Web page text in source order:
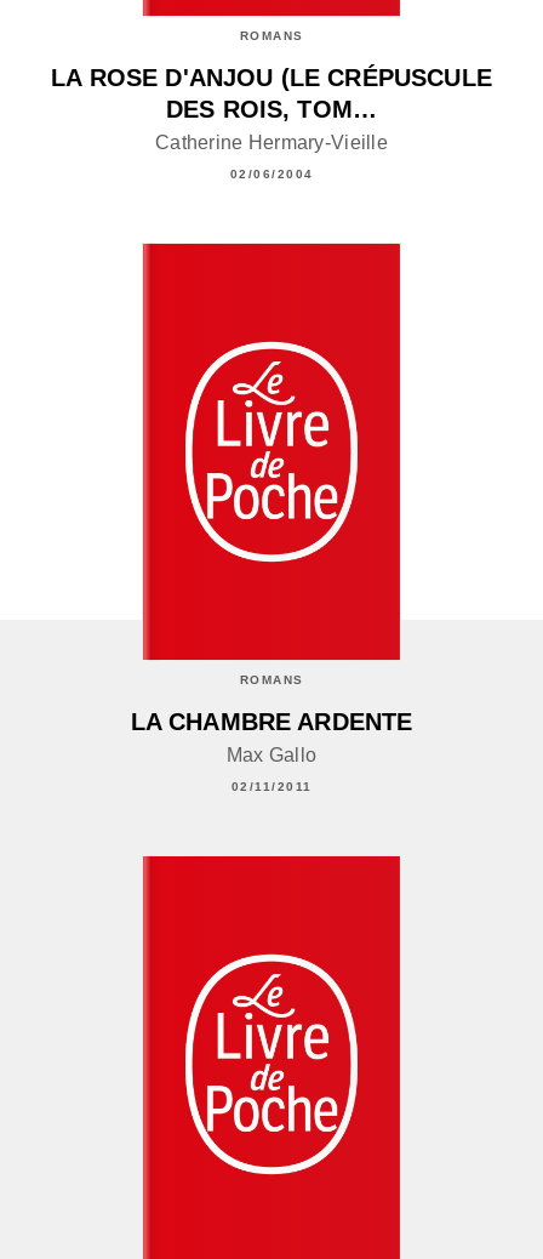
ROMANS
LA ROSE D'ANJOU (LE CRÉPUSCULE
DES ROIS, TOM…
Catherine Hermary-Vieille
02/06/2004
ROMANS
LA CHAMBRE ARDENTE
Max Gallo
02/11/2011